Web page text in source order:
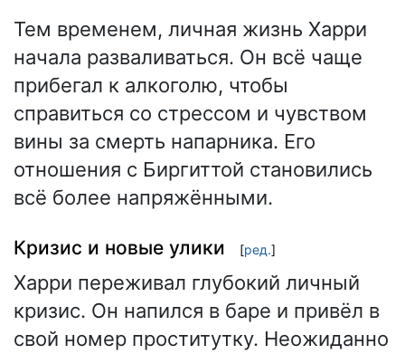
Тем временем, личная жизнь Харри
начала разваливаться. Он всё чаще
прибегал к алкоголю, чтобы
справиться со стрессом и чувством
вины за смерть напарника. Его
отношения с Биргиттой становились
всё более напряжёнными.
Кризис и новые улики [ред.]
Харри переживал глубокий личный
кризис. Он напился в баре и привёл в
свой номер проститутку. Неожиданно